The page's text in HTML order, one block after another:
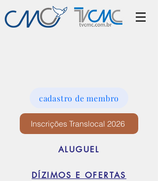
cadastro de membro
Inscrições Translocal 2026
ALUGUEL
DÍZIMOS E OFERTAS